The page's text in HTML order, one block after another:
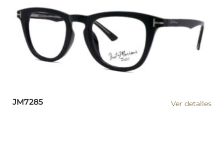
JM7285 Ver detalles